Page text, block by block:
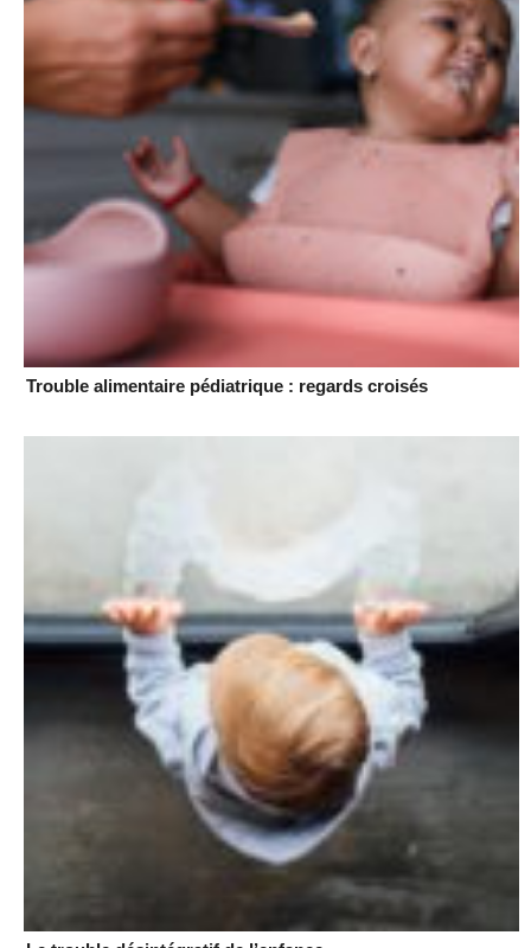
Trouble alimentaire pédiatrique : regards croisés